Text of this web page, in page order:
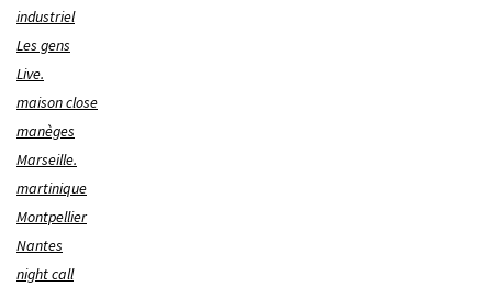
industriel
Les gens
Live.
maison close
manèges
Marseille.
martinique
Montpellier
Nantes
night call